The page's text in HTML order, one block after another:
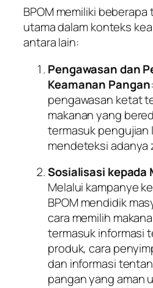
BPOM memiliki
utama dalam konteks
antara lain:
Pengawasan dan
Keamanan Pangan
pengawasan ketat
makanan yang
termasuk
mendeteksi adanya
Sosialisasi kepada
Melalui kampanye
BPOM mendidik
cara memilih
termasuk informasi
produk, cara
dan informasi
pangan yang aman